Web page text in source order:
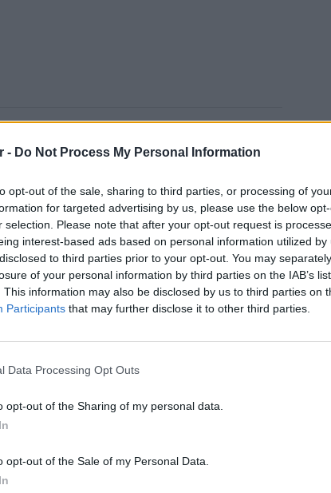
- Do Not Process My Personal Information
opt-out of the sale, sharing to third parties, or processing of
for targeted advertising by us, please use the below
selection. Please note that after your opt-out request is
interest-based ads based on personal information utilized by
to third parties prior to your opt-out. You may
of your personal information by third parties on the IAB’s
This information may also be disclosed by us to third parties on
Participants that may further disclose it to other third parties.
Data Processing Opt Outs
opt-out of the Sharing of my personal data.
opt-out of the Sale of my Personal Data.
Η
είναι ιδιαίτερα προσεκτικοί, αφενός men
και αφετέρου να συμπληρώσουν με
τη βοήθεια του λογιστή τους, έτσι ώστε να
την επιδότηση που προβλέπεται για το
ενδιαφερόμενοι στην αίτηση
στην πρώτη κατοικία.
εφόσον δηλώσουν ως πρώτη κατοικία
ΔΙΑΦΗΜΙΣΗ